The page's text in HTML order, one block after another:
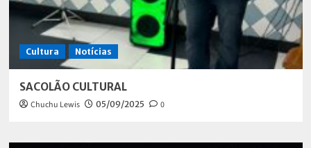
Cultura Notícias
SACOLÃO CULTURAL
Chuchu Lewis 05/09/2025 0